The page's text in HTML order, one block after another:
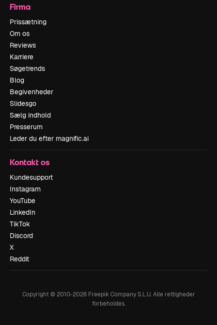
Firma
Prissætning
Om os
Reviews
Karriere
Søgetrends
Blog
Begivenheder
Slidesgo
Sælg indhold
Presserum
Leder du efter magnific.ai
Kontakt os
Kundesupport
Instagram
YouTube
LinkedIn
TikTok
Discord
X
Reddit
Copyright © 2010-2026Freepik Company S.L.U. Alle rettigheder
forbeholdes.